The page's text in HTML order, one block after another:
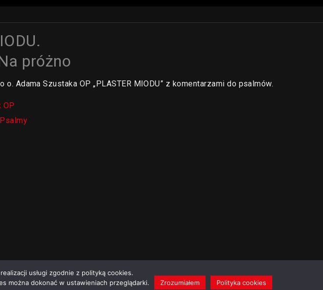
próżno
o. Adama Szustaka OP „PLASTER MIODU” z komentarzami do psalmów.
OP
Psalmy
usługi zgodnie z polityką cookies.
można dokonać w ustawieniach przeglądarki.
Zrozumiałem Polityka cookies